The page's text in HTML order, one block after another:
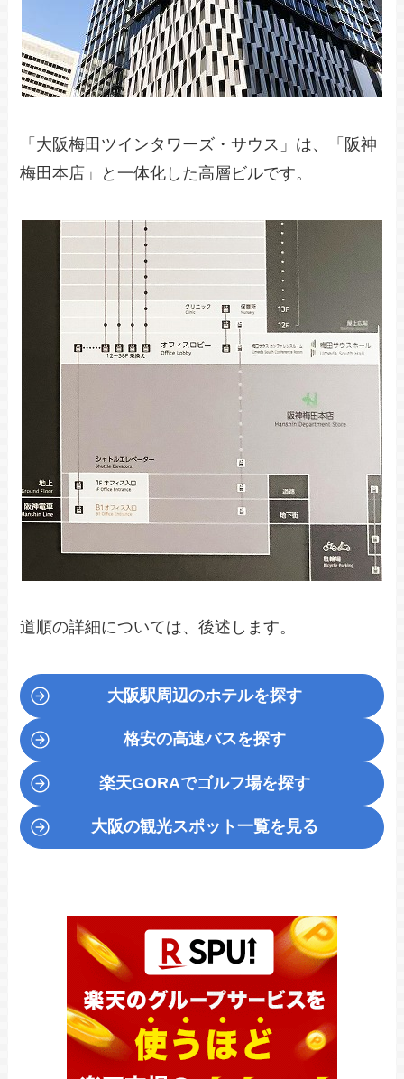
「大阪梅田ツインタワーズ・サウス」は、「阪神
梅田本店」と一体化した高層ビルです。
道順の詳細については、後述します。
大阪駅周辺のホテルを探す
格安の高速バスを探す
楽天GORAでゴルフ場を探す
大阪の観光スポット一覧を見る